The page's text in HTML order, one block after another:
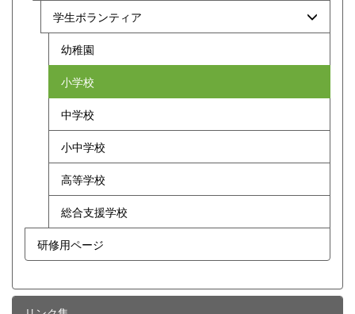
学生ボランティア
幼稚園
小学校
中学校
小中学校
高等学校
総合支援学校
研修用ページ